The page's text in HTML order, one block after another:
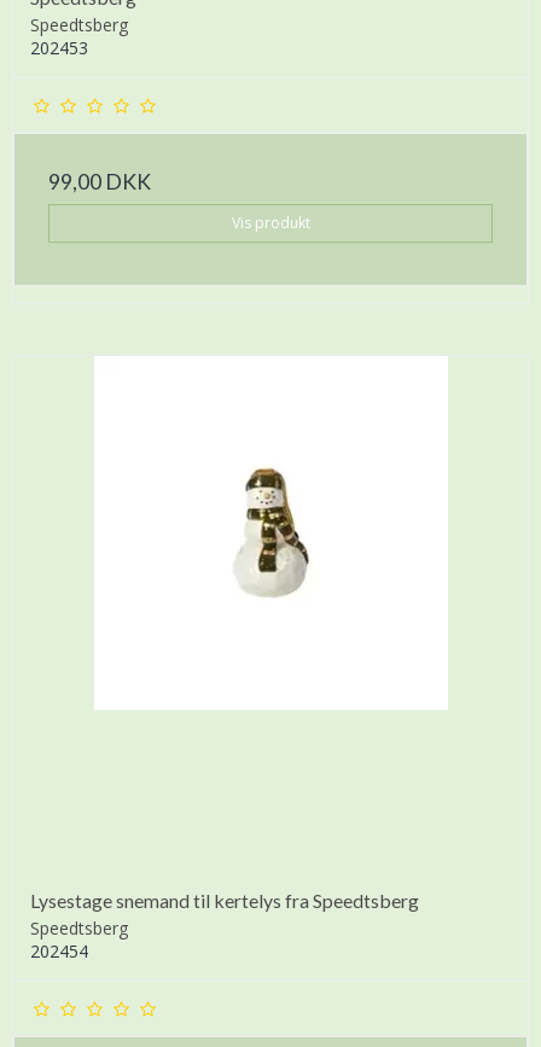
Speedtsberg
202453
99,00 DKK
Vis produkt
Lysestage snemand til kertelys fra Speedtsberg
Speedtsberg
202454